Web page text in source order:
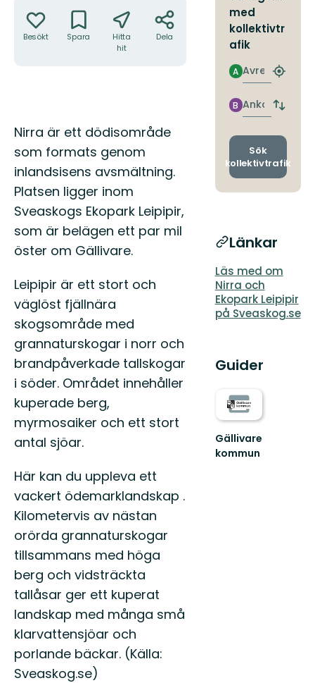
Besökt Spara
Hitta
hit
Dela
Beskrivning
Nirra är ett dödisområde
som formats genom
inlandsisens avsmältning.
Platsen ligger inom
Sveaskogs Ekopark Leipipir,
som är belägen ett par mil
öster om Gällivare.
Leipipir är ett stort och
väglöst fjällnära
skogsområde med
grannaturskogar i norr och
brandpåverkade tallskogar
i söder. Området innehåller
kuperade berg,
myrmosaiker och ett stort
antal sjöar.
Här kan du uppleva ett
vackert ödemarklandskap .
Kilometervis av nästan
orörda grannaturskogar
tillsammans med höga
berg och vidsträckta
tallåsar ger ett kuperat
landskap med många små
klarvattensjöar och
porlande bäckar. (Källa:
Sveaskog.se)
med
kollektivtr
afik
Avresa
A
Hitta
Ankomst
B
Byt
och
Sök
kollektivtrafik
Länkar
Läs med om
Nirra och
Ekopark Leipipir
på Sveaskog.se
Guider
Gällivare
kommun